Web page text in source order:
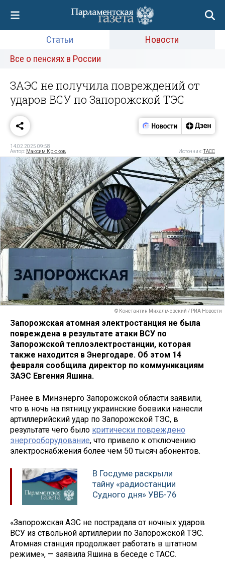
Статьи
Новости
Все о пенсиях в России
ЗАЭС не получила повреждений от
ударов ВСУ по Запорожской ТЭС
14.02.2025 09:58
Автор: Максим Крюков Источник:ТАСС
© Константин Михальчевский / РИА Новости
Запорожская атомная электростанция не была
повреждена в результате атаки ВСУ по
Запорожской теплоэлектростанции, которая
также находится в Энергодаре. Об этом 14
февраля сообщила директор по коммуникациям
ЗАЭС Евгения Яшина.
Ранее в Минэнерго Запорожской области заявили,
что в ночь на пятницу украинские боевики нанесли
артиллерийский удар по Запорожской ТЭС, в
результате чего было критически повреждено
энергооборудование, что привело к отключению
электроснабжения более чем 50 тысяч абонентов.
В Госдуме раскрыли
тайну «радиостанции
Судного дня» УВБ-76
«Запорожская АЭС не пострадала от ночных ударов
ВСУ из ствольной артиллерии по Запорожской ТЭС.
Атомная станция продолжает работать в штатном
режиме», — заявила Яшина в беседе с ТАСС.